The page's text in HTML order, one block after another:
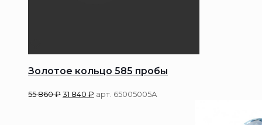
Золотое кольцо 585 пробы
55 860₽31 840 ₽ арт. 65005005А